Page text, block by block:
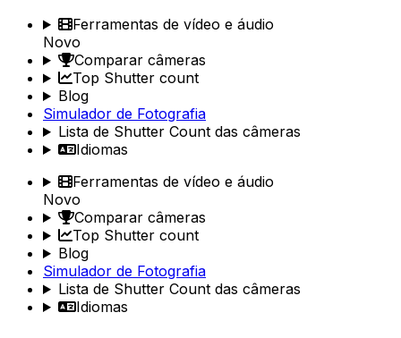
Ferramentas de vídeo e áudio
Novo
Comparar câmeras
Top Shutter count
Blog
Simulador de Fotografia
Lista de Shutter Count das câmeras
Idiomas
Ferramentas de vídeo e áudio
Novo
Comparar câmeras
Top Shutter count
Blog
Simulador de Fotografia
Lista de Shutter Count das câmeras
Idiomas